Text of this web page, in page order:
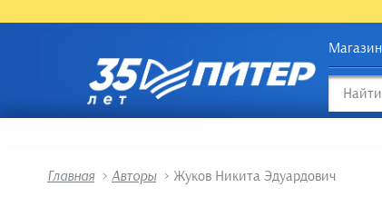
Магазин
Главная > Авторы > Жуков Никита Эдуардович